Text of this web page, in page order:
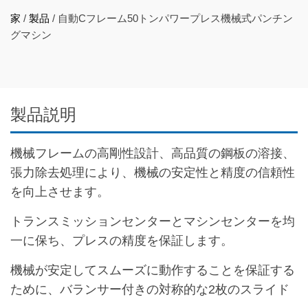
家 / 製品 / 自動Cフレーム50トンパワープレス機械式パンチン
グマシン
製品説明
機械フレームの高剛性設計、高品質の鋼板の溶接、
張力除去処理により、機械の安定性と精度の信頼性
を向上させます。
トランスミッションセンターとマシンセンターを均
一に保ち、プレスの精度を保証します。
機械が安定してスムーズに動作することを保証する
ために、バランサー付きの対称的な2枚のスライド